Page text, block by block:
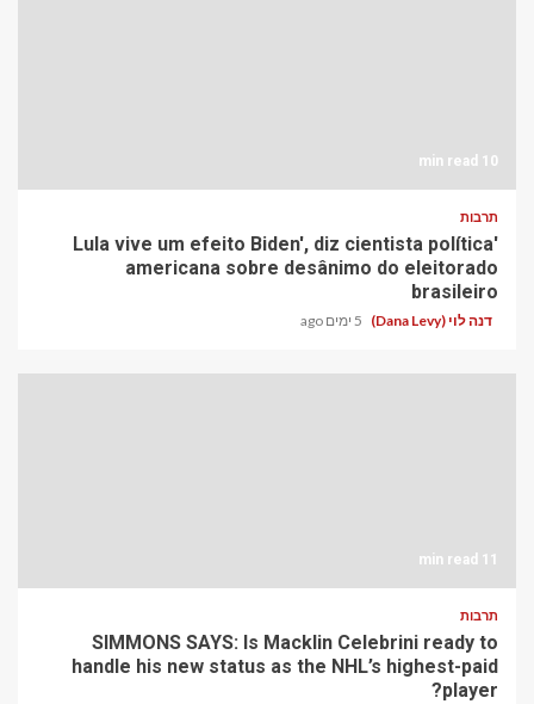
10 min read
תרבות
'Lula vive um efeito Biden', diz cientista política
americana sobre desânimo do eleitorado
brasileiro
דנה לוי (Dana Levy) 5 ימים ago
11 min read
תרבות
SIMMONS SAYS: Is Macklin Celebrini ready to
handle his new status as the NHL’s highest-paid
player?